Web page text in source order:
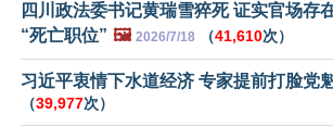
四川政法委书记黄瑞雪猝死 证实官场存
“死亡职位” 🖼️ 2026/7/18 （41,610次）
习近平衷情下水道经济 专家提前打脸党
（39,977次）